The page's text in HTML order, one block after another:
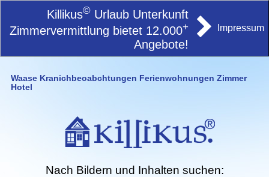
Killikus© Urlaub Unterkunft
Zimmervermittlung bietet 12.000+
Angebote!
Impressum
Waase Kranichbeoabchtungen Ferienwohnungen Zimmer
Hotel
Nach Bildern und Inhalten suchen: